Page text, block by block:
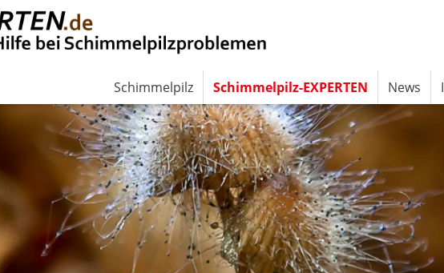
Schimmelpilz Schimmelpilz-EXPERTEN News